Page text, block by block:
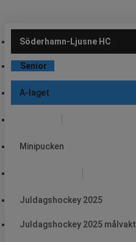
Söderhamn-Ljusne HC
Senior
A-laget
Minipucken
Juldagshockey 2025
Juldagshockey 2025 målvakt